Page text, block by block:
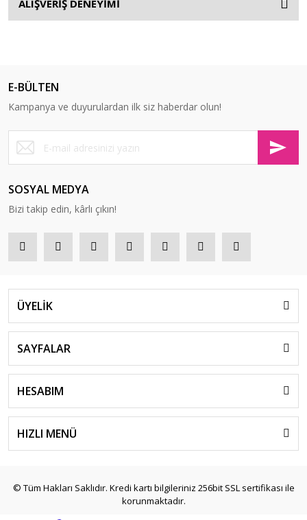
ALIŞVERİŞ DENEYİMİ
E-BÜLTEN
Kampanya ve duyurulardan ilk siz haberdar olun!
SOSYAL MEDYA
Bizi takip edin, kârlı çıkın!
ÜYELİK
SAYFALAR
HESABIM
HIZLI MENÜ
© Tüm Hakları Saklıdır. Kredi kartı bilgileriniz 256bit SSL sertifikası ile
korunmaktadır.